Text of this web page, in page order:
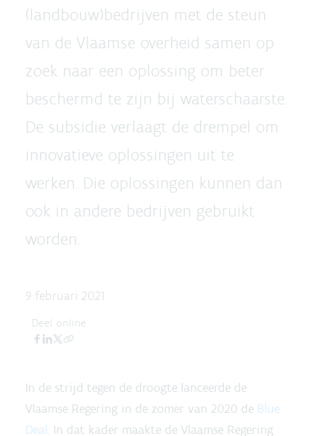
(landbouw)bedrijven met de steun
van de Vlaamse overheid samen op
zoek naar een oplossing om beter
beschermd te zijn bij waterschaarste.
De subsidie verlaagt de drempel om
innovatieve oplossingen uit te
werken. Die oplossingen kunnen dan
ook in andere bedrijven gebruikt
worden.
9 februari 2021
Deel online
In de strijd tegen de droogte lanceerde de
Vlaamse Regering in de zomer van 2020 de Blue
Deal. In dat kader maakte de Vlaamse Regering